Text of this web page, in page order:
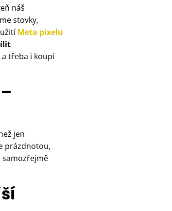
náš
stovky,
Meta pixelu
a třeba i koupí
jen
prázdnotou,
samozřejmě